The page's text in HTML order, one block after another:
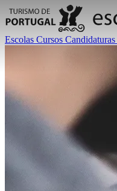
Escolas Cursos Candidaturas